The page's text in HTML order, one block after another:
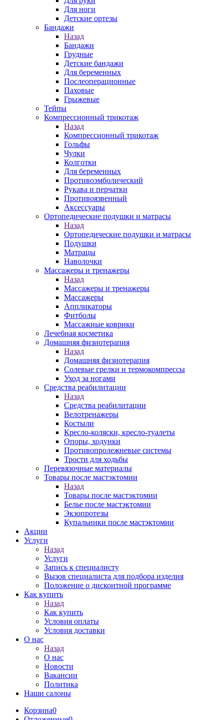
Для ноги
Детские ортезы
Бандажи
Назад
Бандажи
Грудные
Детские бандажи
Для беременных
Послеоперационные
Паховые
Грыжевые
Тейпы
Компрессионный трикотаж
Назад
Компрессионный трикотаж
Гольфы
Чулки
Колготки
Для беременных
Противоэмболический
Рукава и перчатки
Противоязвенный
Аксессуары
Ортопедические подушки и матрасы
Назад
Ортопедические подушки и матрасы
Подушки
Матрацы
Наволочки
Массажеры и тренажеры
Назад
Массажеры и тренажеры
Массажеры
Аппликаторы
Фитболы
Массажные коврики
Лечебная косметика
Домашняя физиотерапия
Назад
Домашняя физиотерапия
Солевые грелки и термокомпрессы
Уход за ногами
Средства реабилитации
Назад
Средства реабилитации
Велотренажеры
Костыли
Кресло-коляски, кресло-туалеты
Опоры, ходунки
Противопролежневые системы
Трости для ходьбы
Перевязочные материалы
Товары после мастэктомии
Назад
Товары после мастэктомии
Белье после мастэктомии
Экзопротезы
Купальники после мастэктомии
Акции
Услуги
Назад
Услуги
Запись к специалисту
Вызов специалиста для подбора изделия
Положение о дисконтной программе
Как купить
Назад
Как купить
Условия оплаты
Условия доставки
О нас
Назад
О нас
Новости
Вакансии
Политика
Наши салоны
Корзина0